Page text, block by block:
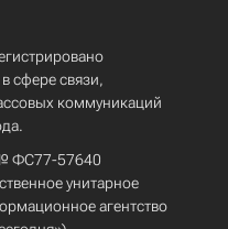
сфере связи,
коммуникаций
№ ФС77-57640
унитарное
агентство